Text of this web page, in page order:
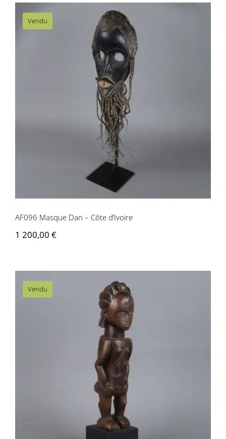
Vendu
AF096 Masque Dan – Côte d’Ivoire
AF096 Masque Dan – Côte d’Ivoire
1 200,00 €
Vendu
AF097 Statue Luba/Hemba – Congo